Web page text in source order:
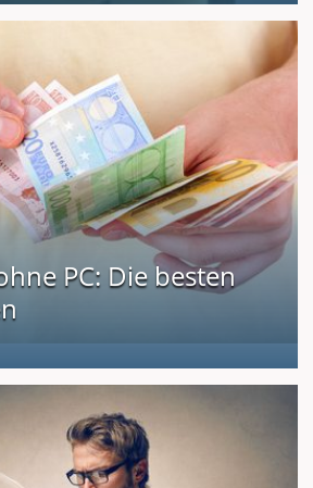
PC: Die besten